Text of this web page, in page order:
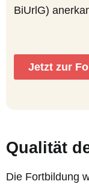
BiUrlG)
Jetzt zur
Qualität
Die Fortbildung